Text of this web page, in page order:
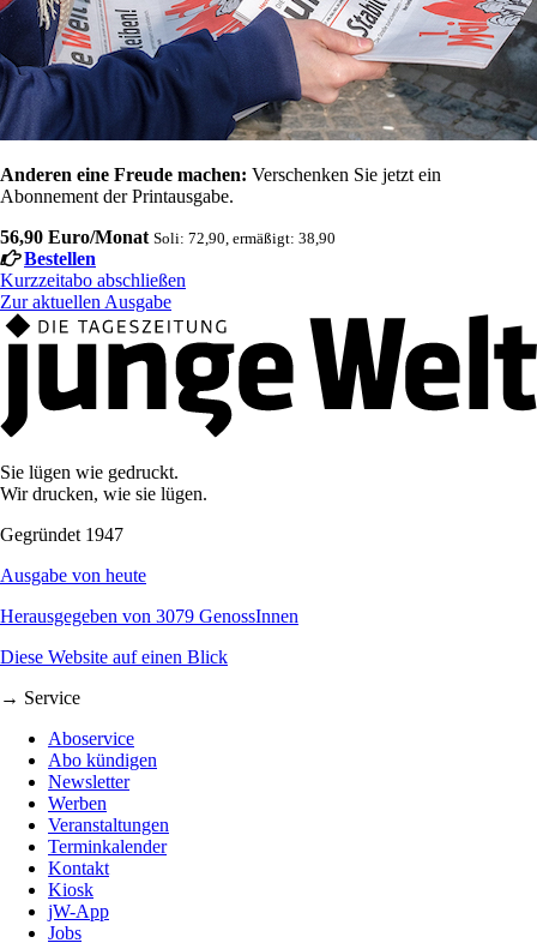
Anderen eine Freude machen: Verschenken Sie jetzt ein
Abonnement der Printausgabe.
56,90 Euro/Monat Soli: 72,90, ermäßigt: 38,90
Bestellen
Kurzzeitabo abschließen
Zur aktuellen Ausgabe
Sie lügen wie gedruckt.
Wir drucken, wie sie lügen.
Gegründet 1947
Ausgabe von heute
Herausgegeben von 3079 GenossInnen
Diese Website auf einen Blick
→ Service
Aboservice
Abo kündigen
Newsletter
Werben
Veranstaltungen
Terminkalender
Kontakt
Kiosk
jW-App
Jobs